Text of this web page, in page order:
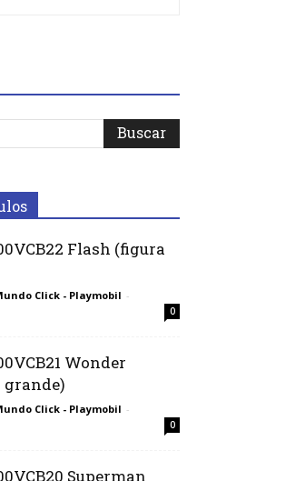
Flash (figura
Click - Playmobil -
0
Wonder
grande)
Click - Playmobil -
0
Superman